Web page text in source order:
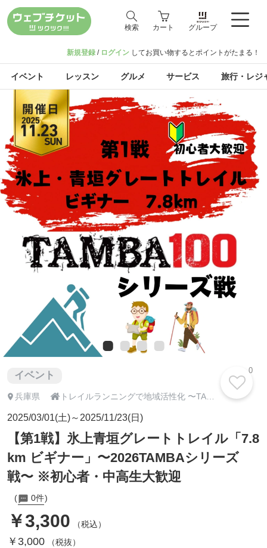
検索 カート グループ
新規登録 / ログイン してお買い物するとポイントがたまる！
イベント レッスン グルメ サービス 旅行・レジ
イベント
兵庫県  トレイルランニングで地域活性化 〜TAMBA100アドベンチャートレイル 協賛・エントリーページ〜
2025/03/01(土)～2025/11/23(日)
【第1戦】氷上青垣グレートトレイル「7.8
km ビギナー」〜2026TAMBAシリーズ
戦〜 ※初心者・中高生大歓迎
0件
￥3,300 （税込）
￥3,000（税抜）
0